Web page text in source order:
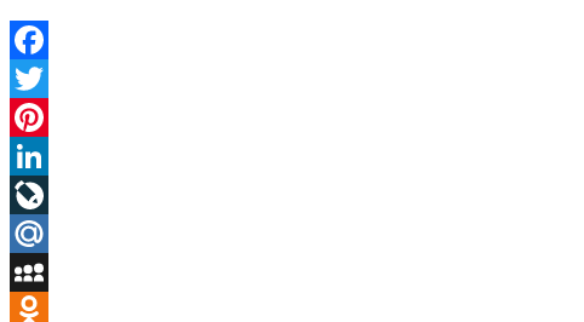
Facebook
Twitter
Pinterest
LinkedIn
LiveJournal
Mail.Ru
MySpace